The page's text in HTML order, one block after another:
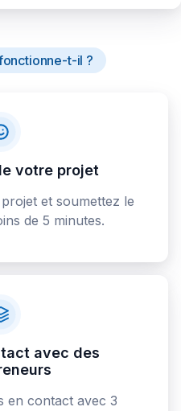
t-il ?
votre projet
et soumettez le
de 5 minutes.
avec des
en contact avec 3